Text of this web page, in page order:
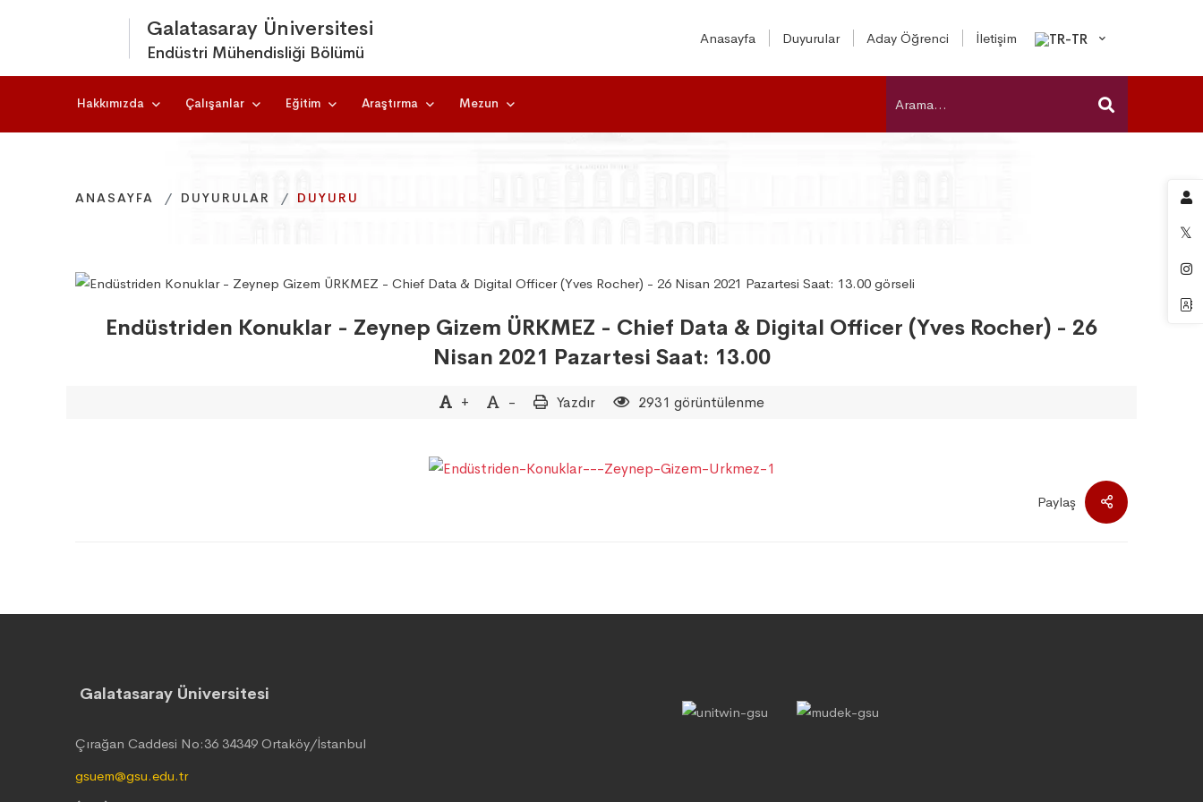
Galatasaray Üniversitesi
Endüstri Mühendisliği Bölümü
Anasayfa Duyurular Aday Öğrenci İletişim
Hakkımızda Çalışanlar Eğitim Araştırma Mezun
ANASAYFA DUYURULAR DUYURU
ANASAYFA DUYURULAR DUYURU
ANASAYFA DUYURULAR DUYURU
Endüstriden Konuklar - Zeynep Gizem ÜRKMEZ - Chief Data & Digital Officer (Yves Rocher) - 26
Nisan 2021 Pazartesi Saat: 13.00
+ - Yazdır 2931 görüntülenme
Paylaş
Galatasaray Üniversitesi
Çırağan Caddesi No:36 34349 Ortaköy/İstanbul
gsuem@gsu.edu.tr